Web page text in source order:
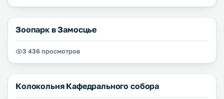
Зоопарк в Замосцье
3 436 просмотров
Колокольня Кафедрального собора